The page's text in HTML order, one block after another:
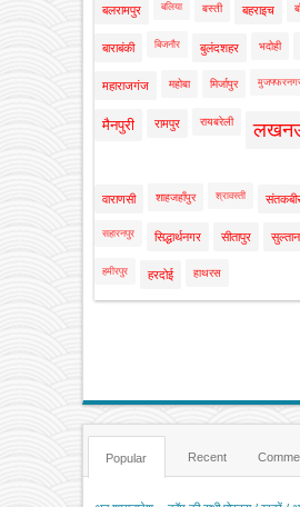
बलरामपुर बलिया बस्ती बहराइच
बाराबंकी बिजनौर बुलंदशहर भदोही
महाराजगंज महोबा मिर्जापुर
मैनपुरी रामपुर रायबरेली
वाराणसी शाहजहाँपुर श्रावस्ती
सहारनपुर सिद्धार्थनगर सीतापुर
हमीरपुर हरदोई हाथरस
Popular Recent